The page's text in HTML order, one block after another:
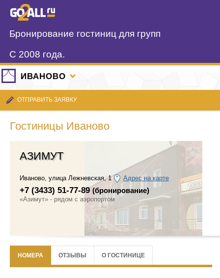
Бронирование гостиниц для групп
С 2008 года.
ИВАНОВО
ОТПРАВИТЬ ЗАЯВКУ
Гостиницы Иваново
АЗИМУТ
Иваново улица Лежневская, 1 Адрес на карте
+7 (3433) 51-77-89(бронирование)
«Азимут» - рядом с аэропортом
НОМЕРА ОТЗЫВЫ О ГОСТИНИЦЕ